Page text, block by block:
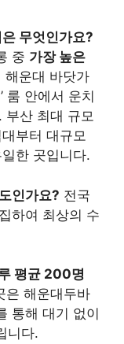
무엇인가요?
중 가장 높은
해운대 바닷가
룸 안에서 운치
부산 최대 규모
부터 대규모
한 곳입니다.
인가요? 전국
하여 최상의 수
평균 200명
은 해운대두바
통해 대기 없이
니다.